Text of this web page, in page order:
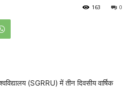
0
163
(SGRRU) में तीन दिवसीय वार्षिक